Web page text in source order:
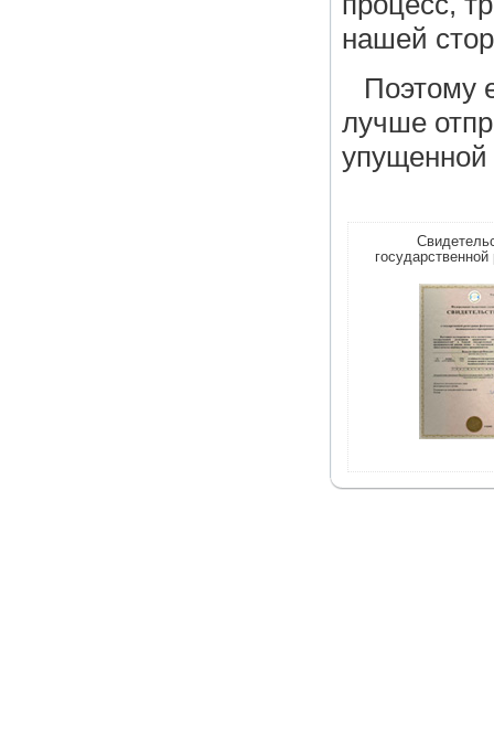
нашей
Поэтому
лучше
государственной